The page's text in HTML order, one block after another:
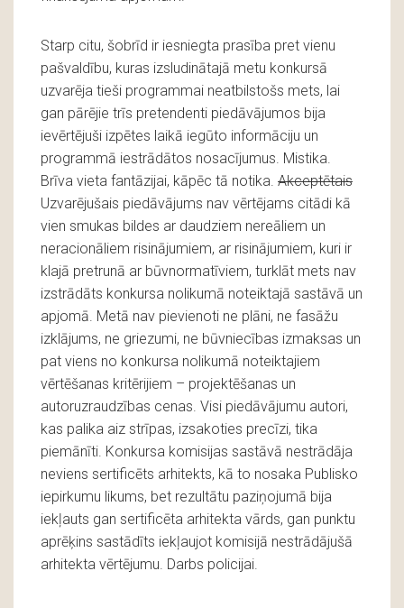
Starp citu, šobrīd ir iesniegta prasība pret vienu
pašvaldību, kuras izsludinātajā metu konkursā
uzvarēja tieši programmai neatbilstošs mets, lai
gan pārējie trīs pretendenti piedāvājumos bija
ievērtējuši izpētes laikā iegūto informāciju un
programmā iestrādātos nosacījumus. Mistika.
Brīva vieta fantāzijai, kāpēc tā notika. Akceptētais
Uzvarējušais piedāvājums nav vērtējams citādi kā
vien smukas bildes ar daudziem nereāliem un
neracionāliem risinājumiem, ar risinājumiem, kuri ir
klajā pretrunā ar būvnormatīviem, turklāt mets nav
izstrādāts konkursa nolikumā noteiktajā sastāvā un
apjomā. Metā nav pievienoti ne plāni, ne fasāžu
izklājums, ne griezumi, ne būvniecības izmaksas un
pat viens no konkursa nolikumā noteiktajiem
vērtēšanas kritērijiem – projektēšanas un
autoruzraudzības cenas. Visi piedāvājumu autori,
kas palika aiz strīpas, izsakoties precīzi, tika
piemānīti. Konkursa komisijas sastāvā nestrādāja
neviens sertificēts arhitekts, kā to nosaka Publisko
iepirkumu likums, bet rezultātu paziņojumā bija
iekļauts gan sertificēta arhitekta vārds, gan punktu
aprēķins sastādīts iekļaujot komisijā nestrādājušā
arhitekta vērtējumu. Darbs policijai.